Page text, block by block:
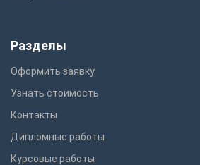
Разделы
Оформить заявку
Узнать стоимость
Контакты
Дипломные работы
Курсовые работы